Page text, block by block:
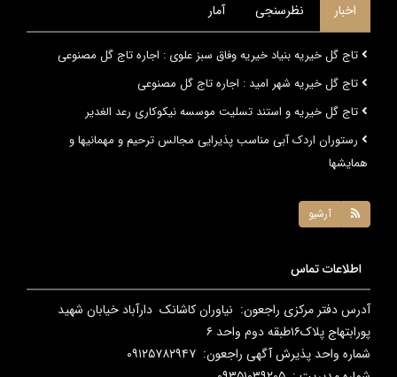
اخبار نظرسنجی آمار
تاج گل خیریه بنیاد خیریه وفاق سبز علوی : اجاره تاج گل مصنوعی
تاج گل خیریه شهر امید : اجاره تاج گل مصنوعی
تاج گل خیریه و استند تسلیت موسسه نیکوکاری رعد الغدیر
رستوران اردک آبی مناسب پذیرایی مجالس ترحیم و مهمانیها و
همایشها
آرشیو
اطلاعات تماس
آدرس دفتر مرکزی راجعون: نیاوران کاشانک دارآباد خیابان شهید
پورابتهاج پلاک۱۶طبقه دوم واحد ۶
شماره واحد پذیرش آگهی راجعون: ۰۹۱۲۵۷۸۲۹۴۷